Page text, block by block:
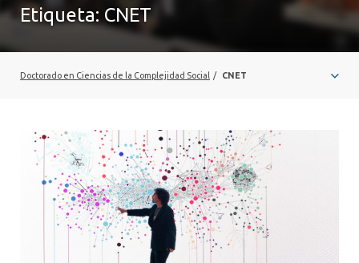
NOSOTROS
INVESTIGACIÓN
Etiqueta: CNET
Doctorado en Ciencias de la Complejidad Social / CNET